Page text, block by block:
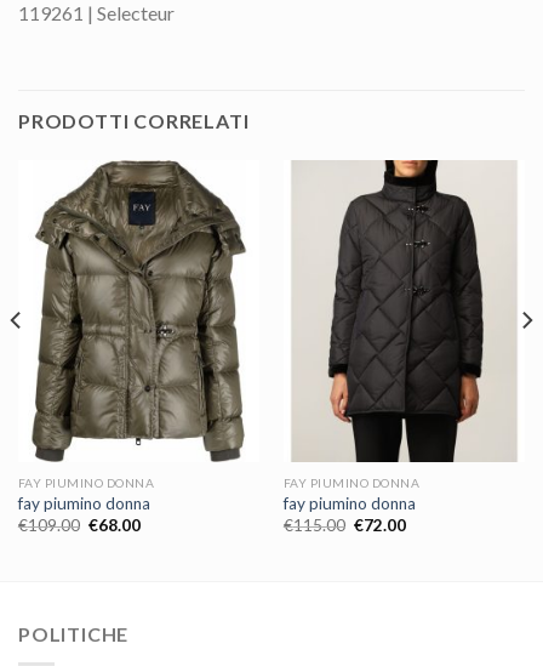
119261 | Selecteur
PRODOTTI CORRELATI
FAY PIUMINO DONNA
fay piumino donna
€109.00 €68.00
FAY PIUMINO DONNA
fay piumino donna
€115.00 €72.00
POLITICHE